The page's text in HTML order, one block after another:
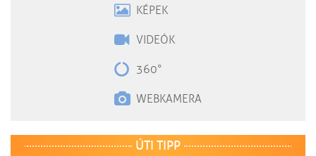
KÉPEK
VIDEÓK
360°
WEBKAMERA
ÚTI TIPP